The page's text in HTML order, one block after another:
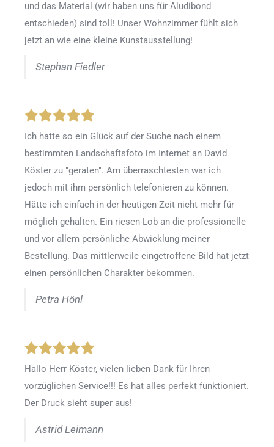
und das Material (wir haben uns für Aludibond
entschieden) sind toll! Unser Wohnzimmer fühlt sich
jetzt an wie eine kleine Kunstausstellung!
Stephan Fiedler
Ich hatte so ein Glück auf der Suche nach einem
bestimmten Landschaftsfoto im Internet an David
Köster zu "geraten". Am überraschtesten war ich
jedoch mit ihm persönlich telefonieren zu können.
Hätte ich einfach in der heutigen Zeit nicht mehr für
möglich gehalten. Ein riesen Lob an die professionelle
und vor allem persönliche Abwicklung meiner
Bestellung. Das mittlerweile eingetroffene Bild hat jetzt
einen persönlichen Charakter bekommen.
Petra Hönl
Hallo Herr Köster, vielen lieben Dank für Ihren
vorzüglichen Service!!! Es hat alles perfekt funktioniert.
Der Druck sieht super aus!
Astrid Leimann